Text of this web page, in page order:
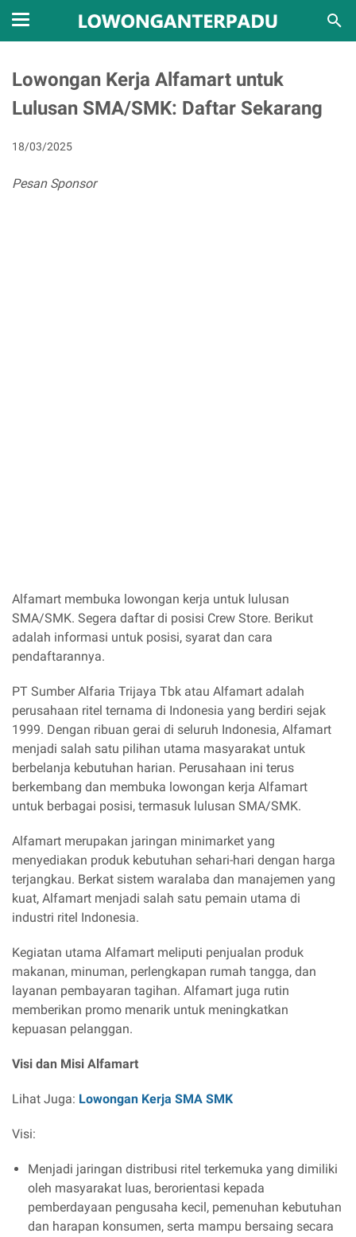
Lowongan Kerja Alfamart untuk
Lulusan SMA/SMK: Daftar Sekarang
18/03/2025
Pesan Sponsor
Alfamart membuka lowongan kerja untuk lulusan
SMA/SMK. Segera daftar di posisi Crew Store. Berikut
adalah informasi untuk posisi, syarat dan cara
pendaftarannya.
PT Sumber Alfaria Trijaya Tbk atau Alfamart adalah
perusahaan ritel ternama di Indonesia yang berdiri sejak
1999. Dengan ribuan gerai di seluruh Indonesia, Alfamart
menjadi salah satu pilihan utama masyarakat untuk
berbelanja kebutuhan harian. Perusahaan ini terus
berkembang dan membuka lowongan kerja Alfamart
untuk berbagai posisi, termasuk lulusan SMA/SMK.
Alfamart merupakan jaringan minimarket yang
menyediakan produk kebutuhan sehari-hari dengan harga
terjangkau. Berkat sistem waralaba dan manajemen yang
kuat, Alfamart menjadi salah satu pemain utama di
industri ritel Indonesia.
Kegiatan utama Alfamart meliputi penjualan produk
makanan, minuman, perlengkapan rumah tangga, dan
layanan pembayaran tagihan. Alfamart juga rutin
memberikan promo menarik untuk meningkatkan
kepuasan pelanggan.
Visi dan Misi Alfamart
Lihat Juga: Lowongan Kerja SMA SMK
Visi:
Menjadi jaringan distribusi ritel terkemuka yang dimiliki
oleh masyarakat luas, berorientasi kepada
pemberdayaan pengusaha kecil, pemenuhan kebutuhan
dan harapan konsumen, serta mampu bersaing secara